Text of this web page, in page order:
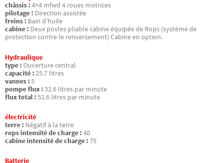
châssis :4×4 mfwd 4 roues motrices
pilotage : Direction assistée
freins : Bain d’huile
cabine : Deux postes pliable cabine équipée de Rops (système de
protection contre le renversement) Cabine en option.
Hydraulique
type :Ouverture central
capacité :25.7 litres
vannes :5
pompe flux :32.6 litres par minute
flux total :52.6 litres par minute
électricité
terre : Négatif à la terre
rops intensité de charge :40
cabine intensité de charge :75
Batterie